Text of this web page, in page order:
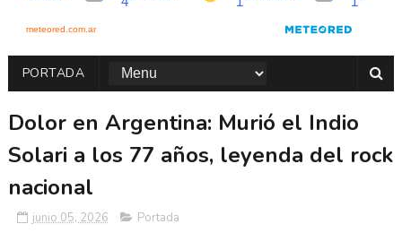
PORTADA
Dolor en Argentina: Murió el Indio
Solari a los 77 años, leyenda del rock
nacional
junio 05, 2026 Portada